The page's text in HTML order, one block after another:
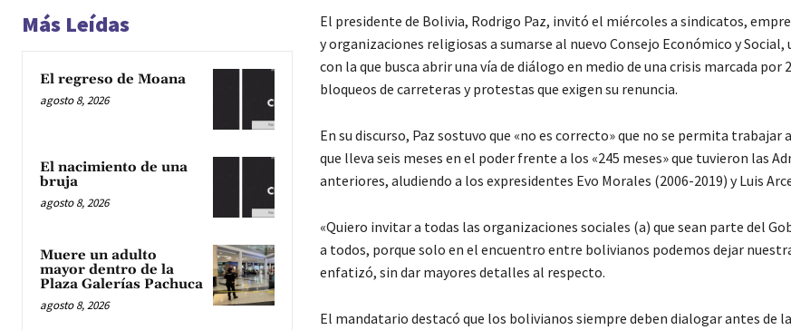
Más Leídas
El regreso de Moana
agosto 8, 2026
El nacimiento de una
bruja
agosto 8, 2026
Muere un adulto
mayor dentro de la
Plaza Galerías Pachuca
agosto 8, 2026
El presidente de Bolivia, Rodrigo Paz, invitó el miércoles a sindicatos,
y organizaciones religiosas a sumarse al nuevo Consejo Económico y Social,
con la que busca abrir una vía de diálogo en medio de una crisis marcada por
bloqueos de carreteras y protestas que exigen su renuncia.
En su discurso, Paz sostuvo que «no es correcto» que no se permita trabajar
que lleva seis meses en el poder frente a los «245 meses» que tuvieron las
anteriores, aludiendo a los expresidentes Evo Morales (2006-2019) y Luis
«Quiero invitar a todas las organizaciones sociales (a) que sean parte del
a todos, porque solo en el encuentro entre bolivianos podemos dejar
enfatizó, sin dar mayores detalles al respecto.
El mandatario destacó que los bolivianos siempre deben dialogar antes de